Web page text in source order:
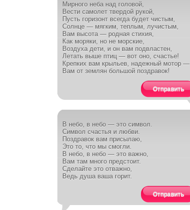
Мирного неба над головой,
Вести самолет твердой рукой,
Пусть горизонт всегда будет чистым,
Солнце — мягким, теплым, лучистым,
Вам высота — родная стихия,
Как моряки, но не морские,
Воздуха дети, и он вам подвластен,
Летать выше птиц — вот оно, счастье!
Крепких вам крыльев, надежный мотор —
Вам от землян большой поздравок!
Отправить
В небо, в небо — это символ.
Символ счастья и любви.
Поздравок вам присылаю,
Это то, что мы смогли.
В небо, в небо — это важно,
Вам там много предстоит.
Сделайте это отважно,
Ведь душа ваша горит.
Отправить